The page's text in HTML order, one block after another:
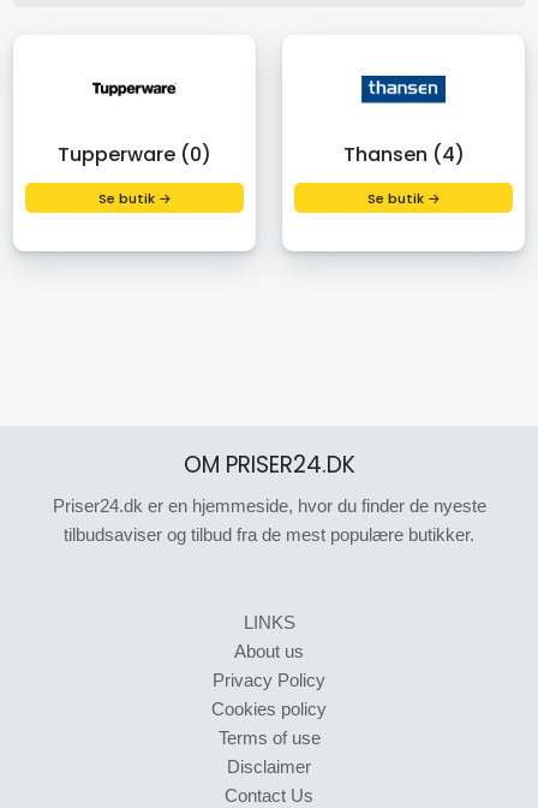
Tupperware (0)
Se butik →
Thansen (4)
Se butik →
OM PRISER24.DK
Priser24.dk er en hjemmeside, hvor du finder de nyeste
tilbudsaviser og tilbud fra de mest populære butikker.
LINKS
About us
Privacy Policy
Cookies policy
Terms of use
Disclaimer
Contact Us